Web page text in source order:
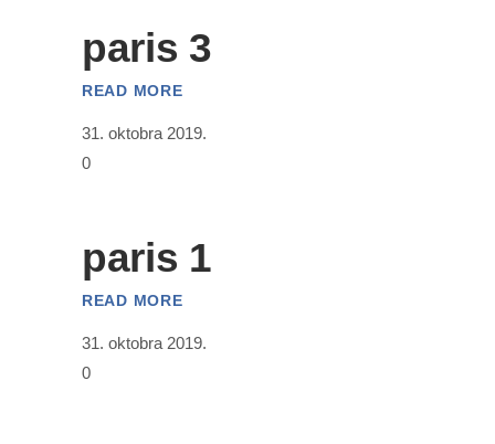
paris 3
READ MORE
31. oktobra 2019.
0
paris 1
READ MORE
31. oktobra 2019.
0